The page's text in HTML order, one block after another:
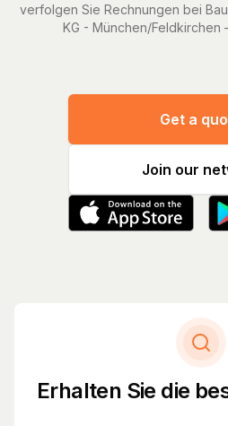
verfolgen Sie Rechnungen bei
KG - München/Feldkirchen
Get a
Join our
Erhalten Sie die